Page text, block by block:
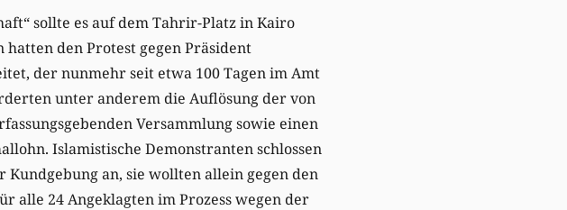
sollte es auf dem Tahrir-Platz in Kairo
den Protest gegen Präsident
der nunmehr seit etwa 100 Tagen im Amt
unter anderem die Auflösung der von
Versammlung sowie einen
Islamistische Demonstranten schlossen
an, sie wollten allein gegen den
alle 24 Angeklagten im Prozess wegen der